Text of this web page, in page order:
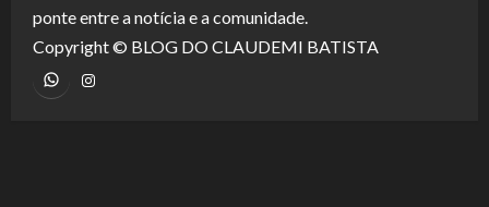
ponte entre a notícia e a comunidade.
Copyright © BLOG DO CLAUDEMI BATISTA
WhatsApp Instagram